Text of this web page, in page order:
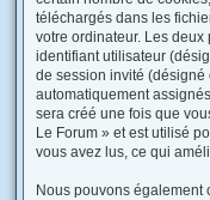
téléchargés dans les
votre ordinateur. Les deux
identifiant utilisateur
de session invité
automatiquement
sera créé une fois que
Le Forum » et est utilisé
vous avez lus, ce qui
Nous pouvons également